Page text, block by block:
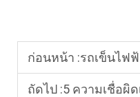
ก่อนหน้า :รถเข็นไฟฟ้าแบบเบาพิเ
ถัดไป :5 ความเชื่อผิดเกี่